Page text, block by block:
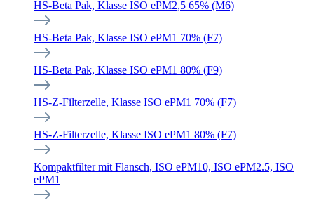
HS-Beta Pak, Klasse ISO ePM2,5 65% (M6)
HS-Beta Pak, Klasse ISO ePM1 70% (F7)
HS-Beta Pak, Klasse ISO ePM1 80% (F9)
HS-Z-Filterzelle, Klasse ISO ePM1 70% (F7)
HS-Z-Filterzelle, Klasse ISO ePM1 80% (F7)
Kompaktfilter mit Flansch, ISO ePM10, ISO ePM2.5, ISO
ePM1